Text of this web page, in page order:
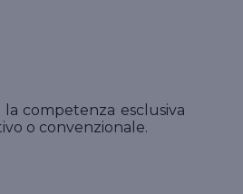
competenza esclusiva
o convenzionale.